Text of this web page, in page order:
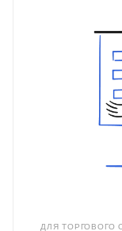
ДЛЯ ТОРГОВОГО